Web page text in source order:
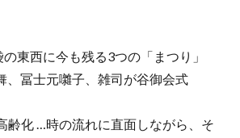
東西に今も残る3つの「まつり」
冨士元囃子、雑司が谷御会式
齢化 …時の流れに直面しながら、そ